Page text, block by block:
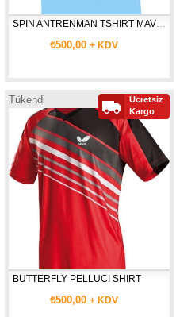
SPIN ANTRENMAN TSHIRT MAVİ-LACİVERT
₺500,00+ KDV
Tükendi
BUTTERFLY PELLUCI SHIRT
₺500,00+ KDV
Ücretsiz
Kargo